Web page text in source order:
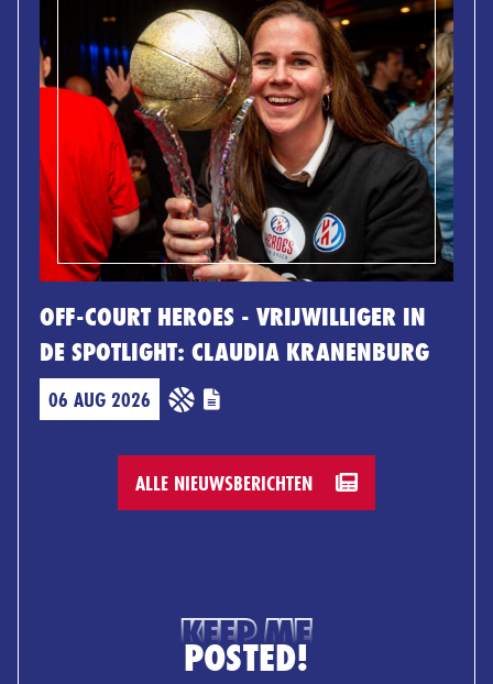
OFF-COURT HEROES - VRIJWILLIGER IN
DE SPOTLIGHT: CLAUDIA KRANENBURG
06 AUG 2026
ALLE NIEUWSBERICHTEN
KEEP ME
POSTED!